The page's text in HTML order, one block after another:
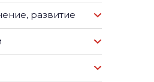
развитие